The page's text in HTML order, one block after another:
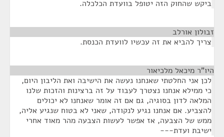
ביקש שהחוק הזה יטופל בוועדת הכלכלה.
זבולון אורלב
צריך להביא את זה עכשיו לוועדת הכנסת.
היו"ר מיכאל מלכיאור
לכן אני החלטתי שאנחנו נעשה את הישיבה ואת הליבון היום,
כי ממילא אנחנו נצטרך לעבוד על זה ברצינות והזכות שלנו
המלאה לדון בסוגיה, גם אם זה אומר שאנחנו לא יכולים
להצביע. אם אנחנו נגיע לנקודה, שאני לא בטוח שנגיע אליה,
ממש של הצבעה, אז אפשר לעשות הצבעה מהר מאוד אחרי
ישיבת ועדת---